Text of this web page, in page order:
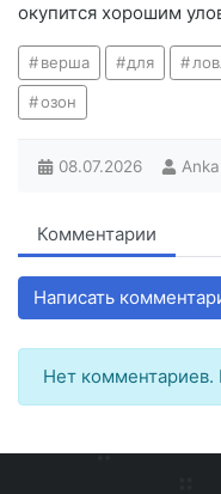
окупится хорошим
верша для
озон
08.07.2026 Anka
Комментарии
Написать
Нет